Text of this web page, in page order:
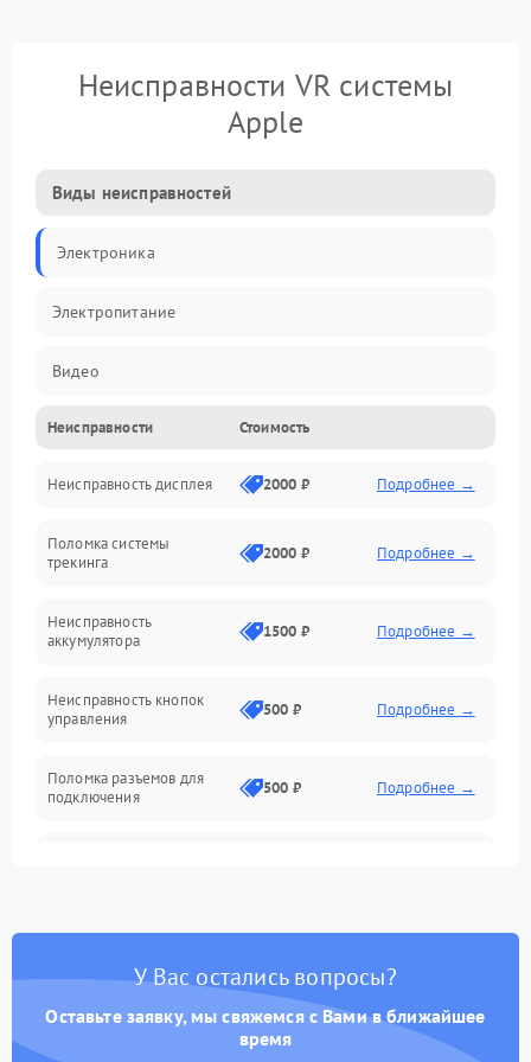
Неисправности VR системы
Apple
Виды неисправностей
Электроника
Электропитание
Видео
ПО
Сенсоры
Механические повреждения
Неисправности Стоимость
Неисправность дисплея 2000 ₽ Подробнее →
Поломка системы
трекинга
2000 ₽ Подробнее →
Неисправность
аккумулятора
1500 ₽ Подробнее →
Неисправность кнопок
управления
500 ₽ Подробнее →
Поломка разъемов для
подключения
500 ₽ Подробнее →
Повреждение проводов 500 ₽ Подробнее →
Неисправность системы
защиты от перегрузок
1000 ₽
У Вас остались вопросы?
Оставьте заявку, мы свяжемся с Вами в ближайшее
время